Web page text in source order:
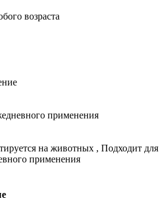
возраста
применения
на животных , Подходит для
применения